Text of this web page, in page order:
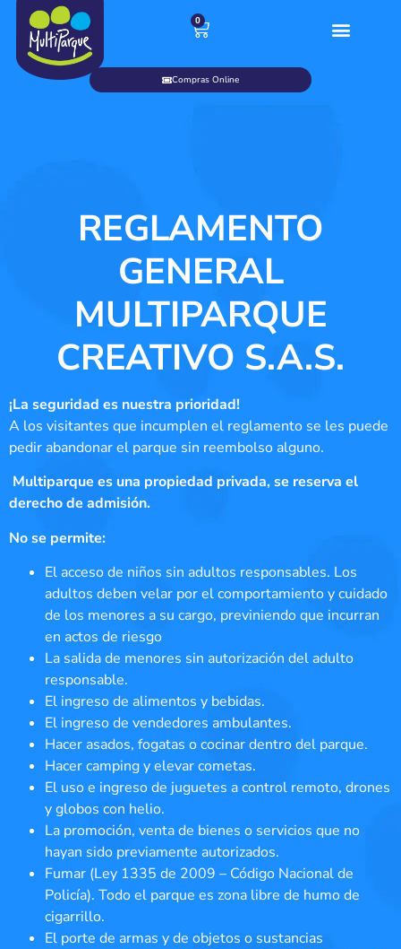
0
Compras Online
REGLAMENTO
GENERAL
MULTIPARQUE
CREATIVO S.A.S.
¡La seguridad es nuestra prioridad!
A los visitantes que incumplen el reglamento se les puede
pedir abandonar el parque sin reembolso alguno.
Multiparque es una propiedad privada, se reserva el
derecho de admisión.
No se permite:
El acceso de niños sin adultos responsables. Los
adultos deben velar por el comportamiento y cuidado
de los menores a su cargo, previniendo que incurran
en actos de riesgo
La salida de menores sin autorización del adulto
responsable.
El ingreso de alimentos y bebidas.
El ingreso de vendedores ambulantes.
Hacer asados, fogatas o cocinar dentro del parque.
Hacer camping y elevar cometas.
El uso e ingreso de juguetes a control remoto, drones
y globos con helio.
La promoción, venta de bienes o servicios que no
hayan sido previamente autorizados.
Fumar (Ley 1335 de 2009 – Código Nacional de
Policía). Todo el parque es zona libre de humo de
cigarrillo.
El porte de armas y de objetos o sustancias